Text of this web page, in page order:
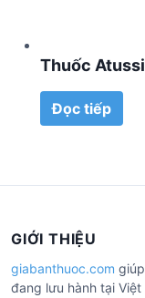
Thuốc
Đọc tiếp
GIỚI THIỆU
giabanthuoc.com
đang lưu hành tại